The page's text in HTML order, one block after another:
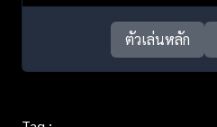
ตัวเล่นหลัก